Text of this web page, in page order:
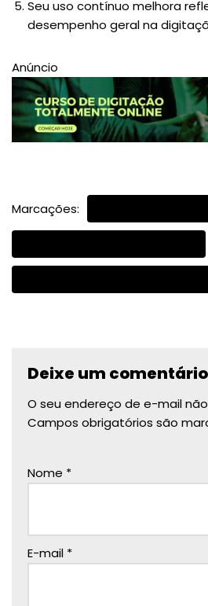
Seu uso contínuo melhora
desempenho geral na
Anúncio
Marcações:
Deixe um comentário
O seu endereço de e-mail
Campos obrigatórios são
Nome *
E-mail *